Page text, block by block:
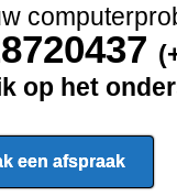
op het
een afspraak